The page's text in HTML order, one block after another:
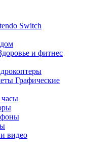
Switch
и фитнес
Графические
видео